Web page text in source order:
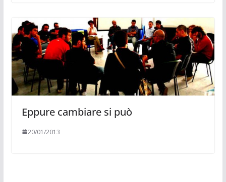
Eppure cambiare si può
20/01/2013